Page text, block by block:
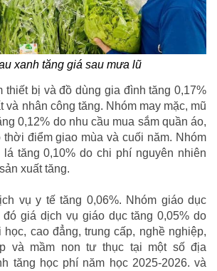
xanh tăng giá sau mưa lũ
thiết bị và đồ dùng gia đình tăng 0,17%
và nhân công tăng. Nhóm may mặc, mũ
0,12% do nhu cầu mua sắm quần áo,
thời điểm giao mùa và cuối năm. Nhóm
tăng 0,10% do chi phí nguyên nhiên
xuất tăng.
vụ y tế tăng 0,06%. Nhóm giáo dục
đó giá dịch vụ giáo dục tăng 0,05% do
cao đẳng, trung cấp, nghề nghiệp,
và mầm non tư thục tại một số địa
tăng học phí năm học 2025-2026. và